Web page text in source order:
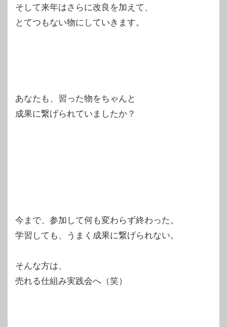
そして来年はさらに改良を加えて、
とてつもない物にしていきます。
あなたも、習った物をちゃんと
成果に繋げられていましたか？
今まで、参加して何も変わらず終わった。
学習しても、うまく成果に繋げられない。
そんな方は、
売れる仕組み実践会へ（笑）